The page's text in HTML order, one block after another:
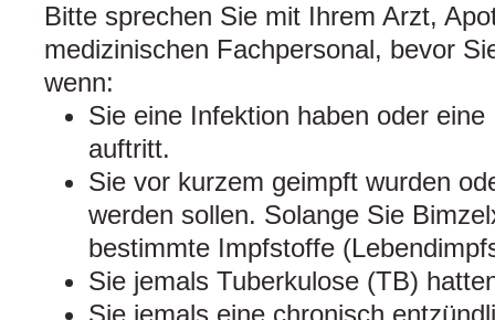
Bitte sprechen Sie mit Ihrem Arzt,
medizinischen Fachpersonal, bevor
wenn:
Sie eine Infektion haben oder
auftritt.
Sie vor kurzem geimpft wurden
werden sollen. Solange Sie
bestimmte Impfstoffe
Sie jemals Tuberkulose (TB)
Sie jemals eine chronisch